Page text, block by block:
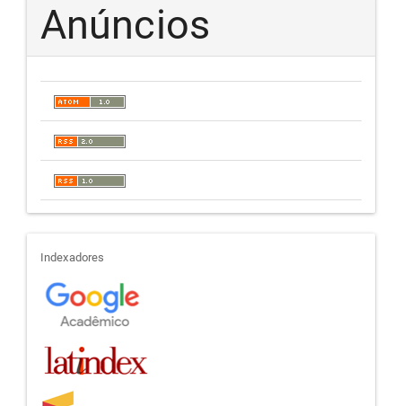
Anúncios
indexadores
Indexadores